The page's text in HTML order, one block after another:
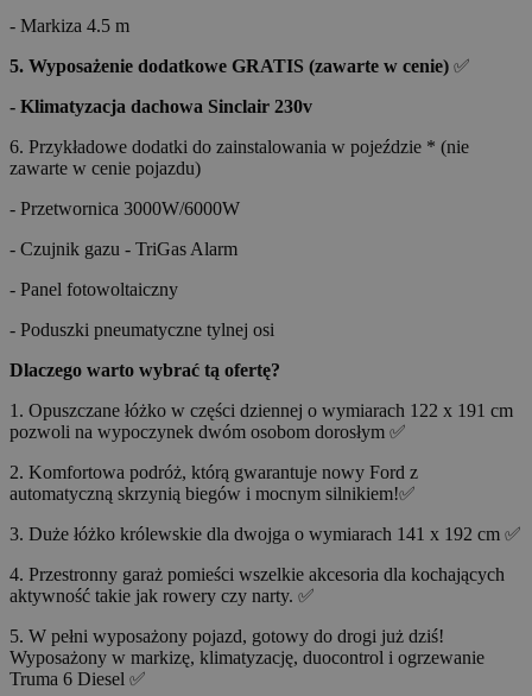
- Markiza 4.5 m
5. Wyposażenie dodatkowe GRATIS (zawarte w cenie) ✅
- Klimatyzacja dachowa Sinclair 230v
6. Przykładowe dodatki do zainstalowania w pojeździe * (nie
zawarte w cenie pojazdu)
- Przetwornica 3000W/6000W
- Czujnik gazu - TriGas Alarm
- Panel fotowoltaiczny
- Poduszki pneumatyczne tylnej osi
Dlaczego warto wybrać tą ofertę?
1. Opuszczane łóżko w części dziennej o wymiarach 122 x 191 cm
pozwoli na wypoczynek dwóm osobom dorosłym ✅
2. Komfortowa podróż, którą gwarantuje nowy Ford z
automatyczną skrzynią biegów i mocnym silnikiem!✅
3. Duże łóżko królewskie dla dwojga o wymiarach 141 x 192 cm ✅
4. Przestronny garaż pomieści wszelkie akcesoria dla kochających
aktywność takie jak rowery czy narty. ✅
5. W pełni wyposażony pojazd, gotowy do drogi już dziś!
Wyposażony w markizę, klimatyzację, duocontrol i ogrzewanie
Truma 6 Diesel ✅